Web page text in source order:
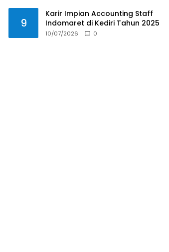
9
Karir Impian Accounting Staff
Indomaret di Kediri Tahun 2025
10/07/2026 0